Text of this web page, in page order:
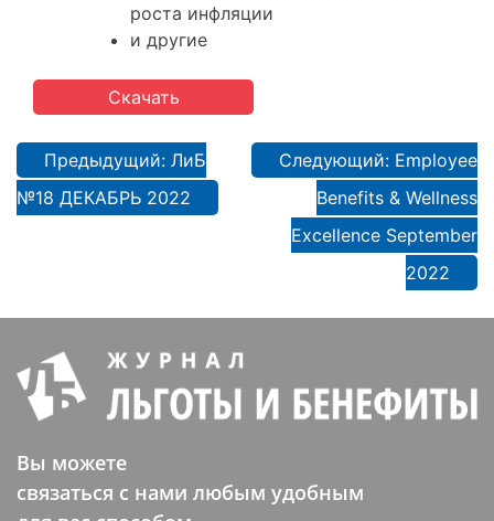
роста инфляции
и другие
Скачать
Навигация
по
Предыдущий: ЛиБ
№18 ДЕКАБРЬ 2022
Следующий: Employee
Benefits & Wellness
Excellence September
2022
Вы можете
связаться с нами любым удобным